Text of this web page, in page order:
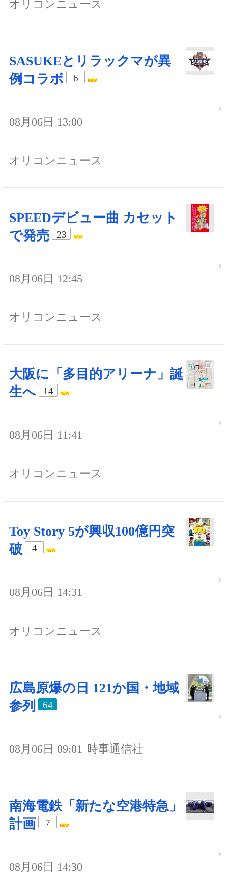
オリコンニュース
SASUKEとリラックマが異
例コラボ
6
08月06日 13:00
オリコンニュース
SPEEDデビュー曲 カセット
で発売
23
08月06日 12:45
オリコンニュース
大阪に「多目的アリーナ」誕
生へ
14
08月06日 11:41
オリコンニュース
Toy Story 5が興収100億円突
破
4
08月06日 14:31
オリコンニュース
広島原爆の日 121か国・地域
参列
64
08月06日 09:01 時事通信社
南海電鉄「新たな空港特急」
計画
7
08月06日 14:30